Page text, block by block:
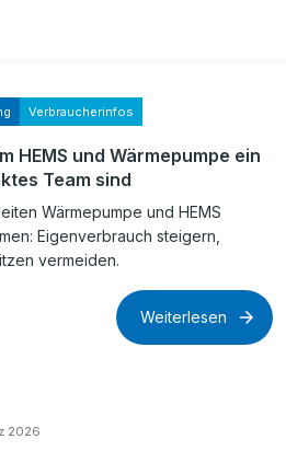
Verbraucherinfos
HEMS und Wärmepumpe ein
Team sind
Wärmepumpe und HEMS
Eigenverbrauch steigern,
vermeiden.
2026
Weiterlesen